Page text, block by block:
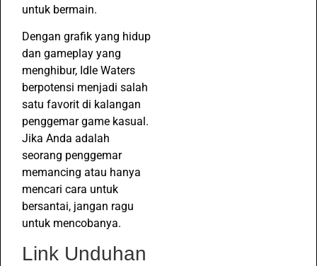
untuk bermain.
Dengan grafik yang hidup
dan gameplay yang
menghibur, Idle Waters
berpotensi menjadi salah
satu favorit di kalangan
penggemar game kasual.
Jika Anda adalah
seorang penggemar
memancing atau hanya
mencari cara untuk
bersantai, jangan ragu
untuk mencobanya.
Link Unduhan